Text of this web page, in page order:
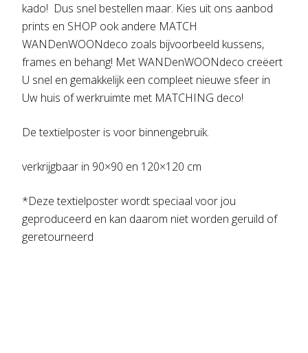
kado! Dus snel bestellen maar. Kies uit ons aanbod
prints en SHOP ook andere MATCH
WANDenWOONdeco zoals bijvoorbeeld kussens,
frames en behang! Met WANDenWOONdeco creëert
U snel en gemakkelijk een compleet nieuwe sfeer in
Uw huis of werkruimte met MATCHING deco!
De textielposter is voor binnengebruik.
verkrijgbaar in 90×90 en 120×120 cm
*Deze textielposter wordt speciaal voor jou
geproduceerd en kan daarom niet worden geruild of
geretourneerd